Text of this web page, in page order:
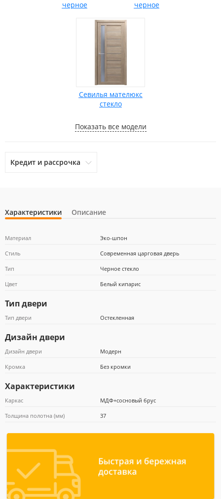
черное черное
Севилья мателюкс
стекло
Показать все модели
Кредит и рассрочка
otpbank
Характеристики
Материал Эко-шпон
Стиль Современная царговая дверь
Тип Черное стекло
Цвет Белый кипарис
Тип двери
Тип двери Остекленная
Дизайн двери
Дизайн двери Модерн
Кромка Без кромки
Характеристики
Каркас МДФ+сосновый брус
Толщина полотна (мм) 37
Описание